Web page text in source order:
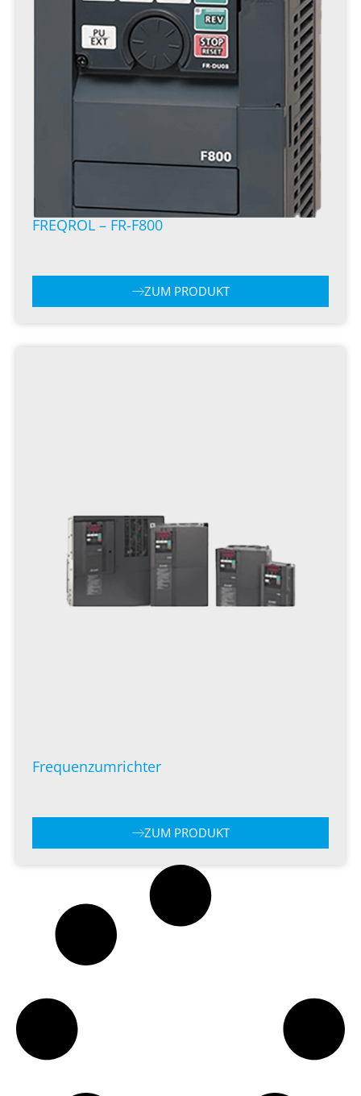
FREQROL – FR-F800
ZUM PRODUKT
Frequenzumrichter
ZUM PRODUKT